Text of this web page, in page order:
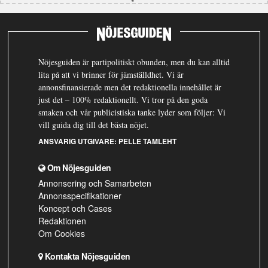
Nöjesguiden är partipolitiskt obunden, men du kan alltid
lita på att vi brinner för jämställdhet. Vi är
annonsfinansierade men det redaktionella innehållet är
just det – 100% redaktionellt. Vi tror på den goda
smaken och vår publicistiska tanke lyder som följer: Vi
vill guida dig till det bästa nöjet.
ANSVARIG UTGIVARE: PELLE TAMLEHT
Om Nöjesguiden
Annonsering och Samarbeten
Annonsspecifikationer
Koncept och Cases
Redaktionen
Om Cookies
Kontakta Nöjesguiden